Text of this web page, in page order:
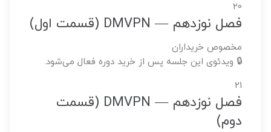
20
فصل نوزدهم — DMVPN (قسمت اول)
مخصوص خریداران
🔒 ویدئوی این جلسه پس از خرید دوره فعال می‌شود.
21
فصل نوزدهم — DMVPN (قسمت
دوم)